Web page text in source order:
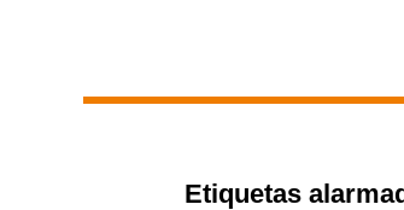
Etiquetas